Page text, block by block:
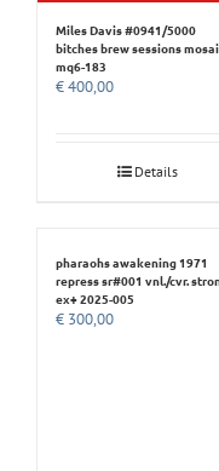
Miles Davis #0941/5000
bitches brew sessions
mq6-183
€400,00
Details
pharaohs awakening 1971
repress sr#001 vnl./cvr.
ex+ 2025-005
€ 300,00